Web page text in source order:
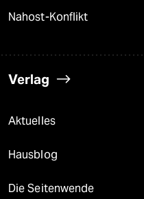
Nahost-Konflikt
Verlag
Aktuelles
Hausblog
Die Seitenwende